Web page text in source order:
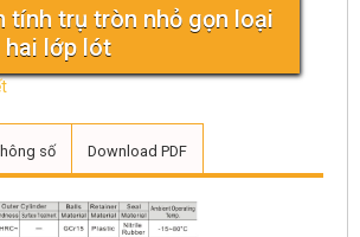
tính trụ tròn nhỏ gọn loại
lớp lót
số Download PDF